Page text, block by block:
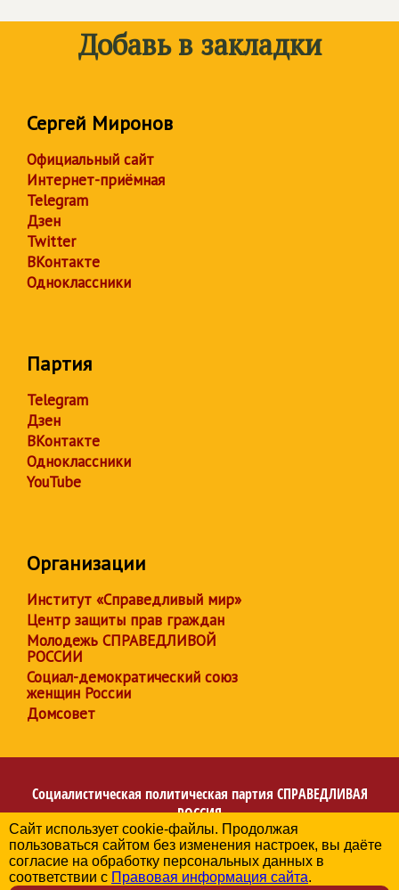
Добавь в закладки
Сергей Миронов
Официальный сайт
Интернет-приёмная
Telegram
Дзен
Twitter
ВКонтакте
Одноклассники
Партия
Telegram
Дзен
ВКонтакте
Одноклассники
YouTube
Организации
Институт «Справедливый мир»
Центр защиты прав граждан
Молодежь СПРАВЕДЛИВОЙ
РОССИИ
Социал-демократический союз
женщин России
Домсовет
Социалистическая политическая партия СПРАВЕДЛИВАЯ
РОССИЯ
Региональное отделение партии в Калининградской
области
© 2006-2026
Сайт использует cookie-файлы. Продолжая
пользоваться сайтом без изменения настроек, вы даёте
согласие на обработку персональных данных в
соответствии с Правовая информация сайта.